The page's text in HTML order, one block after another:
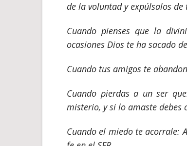
de la voluntad y expúlsalos de
Cuando pienses que la
ocasiones Dios te ha sacado
Cuando tus amigos te
Cuando pierdas a un ser
misterio, y si lo amaste debes
Cuando el miedo te acorrale: